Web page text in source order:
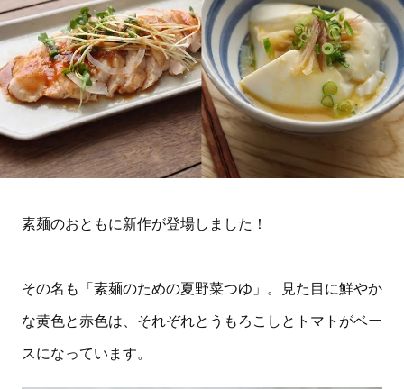
素麺のおともに新作が登場しました！
その名も「素麺のための夏野菜つゆ」。見た目に鮮やか
な黄色と赤色は、それぞれとうもろこしとトマトがベー
スになっています。